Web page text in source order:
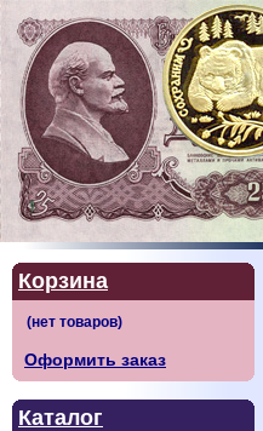
Корзина
Оформить заказ
Каталог